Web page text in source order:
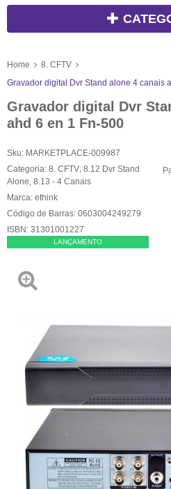
Home
8. CFTV
Gravador digital Dvr Stand alone 4 canais
Gravador digital Dvr
ahd 6 en 1 Fn-500
Sku: MARKETPLACE-009987
Categoria: 8. CFTV 8.12 Dvr Stand
Alone 8.13 - 4 Canais
Marca: ethink
Código de Barras: 0603004249279
ISBN: 31301001227
LANÇAMENTO